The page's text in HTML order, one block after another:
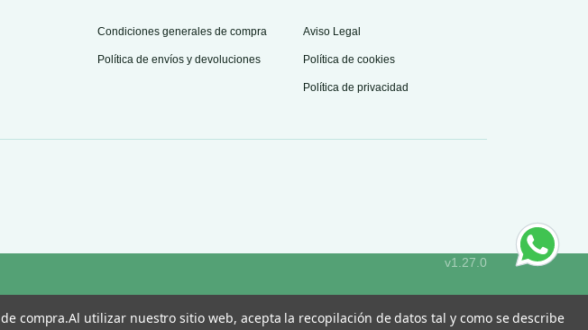
Condiciones generales de compra
Política de envíos y devoluciones
Aviso Legal
Política de cookies
Política de privacidad
v1.27.0
compra.Al utilizar nuestro sitio web, acepta la recopilación de datos tal y como se describe